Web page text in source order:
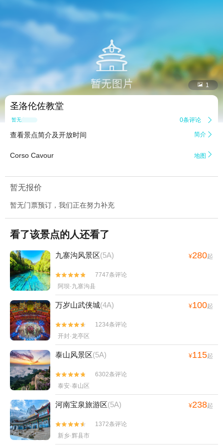
 1
圣洛伦佐教堂
暂无点评 0条评论 
查看景点简介及开放时间 简介 
Corso Cavour 地图 
暂无报价
暂无门票预订，我们正在努力补充
看了该景点的人还看了
九寨沟风景区(5A) ¥280起


7747条评论
阿坝·九寨沟县
万岁山武侠城(4A) ¥100起


1234条评论
开封·龙亭区
泰山风景区(5A) ¥115起


6302条评论
泰安·泰山区
河南宝泉旅游区(5A) ¥238起


1372条评论
新乡·辉县市